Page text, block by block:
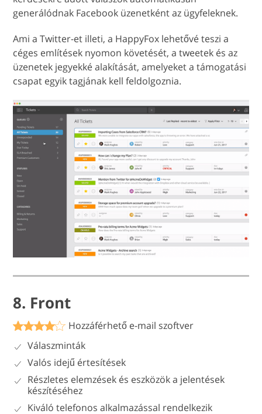
generálódnak Facebook üzenetként az ügyfeleknek.
Ami a Twitter-et illeti, a HappyFox lehetővé teszi a
céges említések nyomon követését, a tweetek és az
üzenetek jegyekké alakítását, amelyeket a támogatási
csapat egyik tagjának kell feldolgoznia.
8. Front
Hozzáférhető e-mail szoftver
Válaszminták
Valós idejű értesítések
Részletes elemzések és eszközök a jelentések
készítéséhez
Kiváló telefonos alkalmazással rendelkezik